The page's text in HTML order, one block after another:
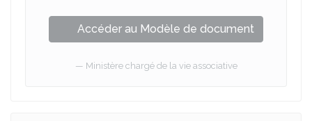
Accéder au Modèle de document
Ministère chargé de la vie associative